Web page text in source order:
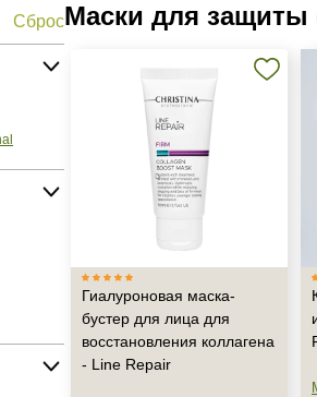
СбросМаски для защиты
Гиалуроновая маска-
бустер для лица для
восстановления коллагена
- Line Repair